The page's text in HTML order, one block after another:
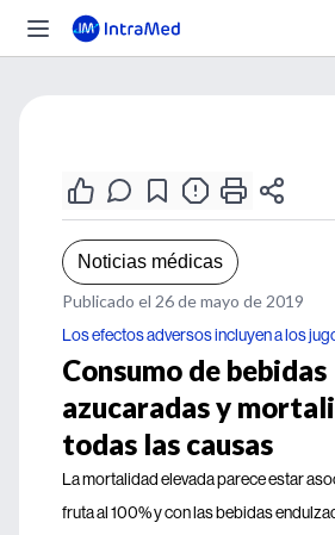
Noticias médicas
Publicado el 26 de mayo de 2019
Los efectos adversos incluyen a los
Consumo de bebidas
azucaradas y
todas las causas
La mortalidad elevada parece estar
fruta al 100% y con las bebidas